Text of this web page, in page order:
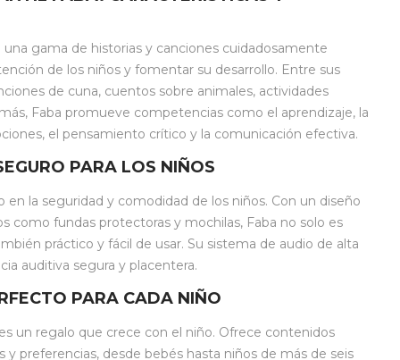
gama de historias y canciones cuidadosamente
de los niños y fomentar su desarrollo. Entre sus
de cuna, cuentos sobre animales, actividades
Faba promueve competencias como el aprendizaje, la
el pensamiento crítico y la comunicación efectiva.
PARA LOS NIÑOS
en la seguridad y comodidad de los niños. Con un diseño
como fundas protectoras y mochilas, Faba no solo es
práctico y fácil de usar. Su sistema de audio de alta
auditiva segura y placentera.
PARA CADA NIÑO
un regalo que crece con el niño. Ofrece contenidos
y preferencias, desde bebés hasta niños de más de seis